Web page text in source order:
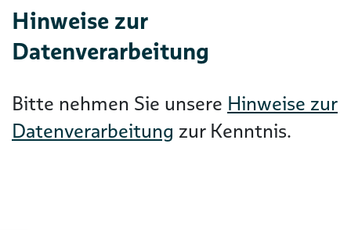
Hinweise zur
Datenverarbeitung
Bitte nehmen Sie unsere Hinweise zur
Datenverarbeitung zur Kenntnis.